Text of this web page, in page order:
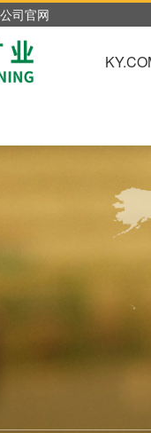
国)
司官网